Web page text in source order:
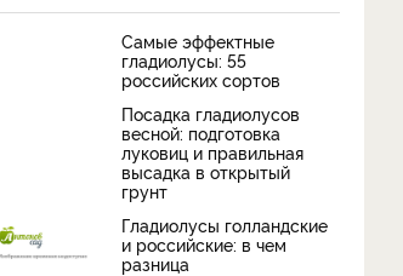
Самые эффектные
гладиолусы: 55
российских сортов
Посадка гладиолусов
весной: подготовка
луковиц и правильная
высадка в открытый
грунт
Гладиолусы голландские
и российские: в чем
разница